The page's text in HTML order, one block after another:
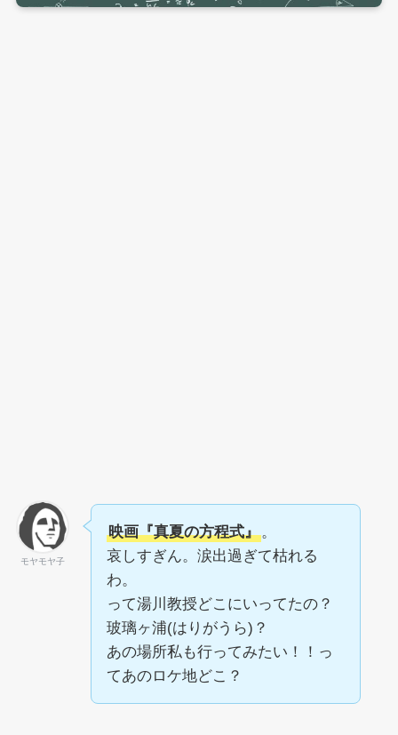
モヤモヤ子
映画『真夏の方程式』。
哀しすぎん。涙出過ぎて枯れる
わ。
って湯川教授どこにいってたの？
玻璃ヶ浦(はりがうら)？
あの場所私も行ってみたい！！っ
てあのロケ地どこ？